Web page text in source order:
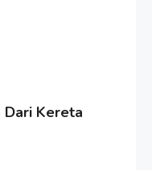
Dari Kereta